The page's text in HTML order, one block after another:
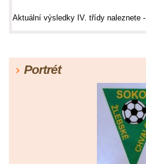
Aktuální výsledky IV. třídy naleznete -
Portrét